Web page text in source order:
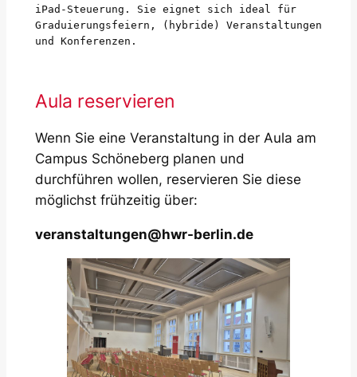
iPad-Steuerung. Sie eignet sich ideal für
Graduierungsfeiern, (hybride) Veranstaltungen
und Konferenzen.
Aula reservieren
Wenn Sie eine Veranstaltung in der Aula am
Campus Schöneberg planen und
durchführen wollen, reservieren Sie diese
möglichst frühzeitig über:
veranstaltungen@hwr-berlin.de